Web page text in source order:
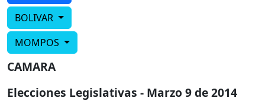
BOLIVAR
MOMPOS
CAMARA
Elecciones Legislativas - Marzo 9 de 2014